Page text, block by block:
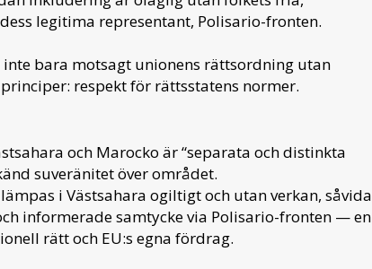
legitima representant, Polisario-fronten.
bara motsagt unionens rättsordning utan
respekt för rättsstatens normer.
och Marocko är “separata och distinkta
suveränitet över området.
i Västsahara ogiltigt och utan verkan, såvida
informerade samtycke via Polisario-fronten — en
rätt och EU:s egna fördrag.